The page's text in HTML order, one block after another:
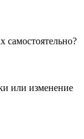
самостоятельно?
или изменение